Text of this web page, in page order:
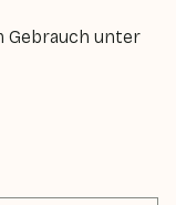
Gebrauch unter